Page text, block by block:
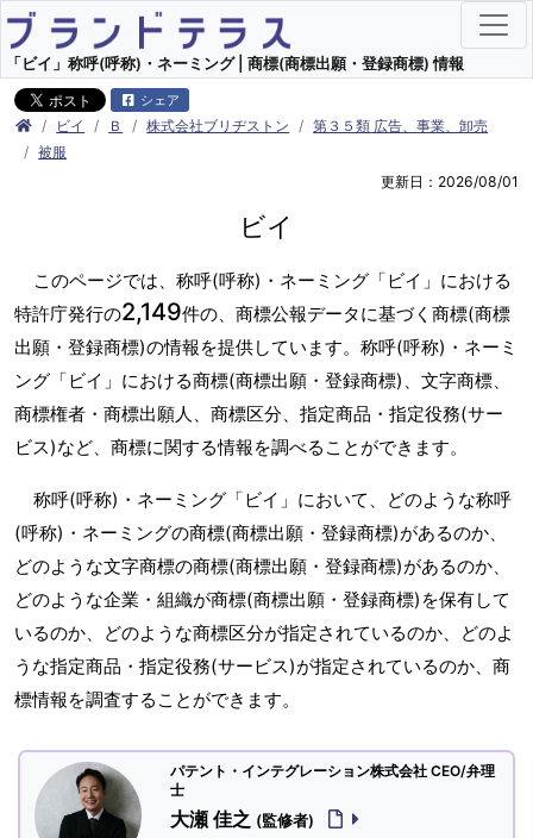
「ビイ」称呼(呼称)・ネーミング | 商標(商標出願・登録商標) 情報
シェア
ビイ Ｂ 株式会社ブリヂストン
第３５類 広告、事業、卸売
被服
更新日：2026/08/01
ビイ
このページでは、称呼(呼称)・ネーミング「ビイ」における
特許庁発行の2,149件の、商標公報データに基づく商標(商標
出願・登録商標)の情報を提供しています。称呼(呼称)・ネーミ
ング「ビイ」における商標(商標出願・登録商標)、文字商標、
商標権者・商標出願人、商標区分、指定商品・指定役務(サー
ビス)など、商標に関する情報を調べることができます。
称呼(呼称)・ネーミング「ビイ」において、どのような称呼
(呼称)・ネーミングの商標(商標出願・登録商標)があるのか、
どのような文字商標の商標(商標出願・登録商標)があるのか、
どのような企業・組織が商標(商標出願・登録商標)を保有して
いるのか、どのような商標区分が指定されているのか、どのよ
うな指定商品・指定役務(サービス)が指定されているのか、商
標情報を調査することができます。
パテント・インテグレーション株式会社 CEO/弁理
士
大瀬 佳之 (監修者)